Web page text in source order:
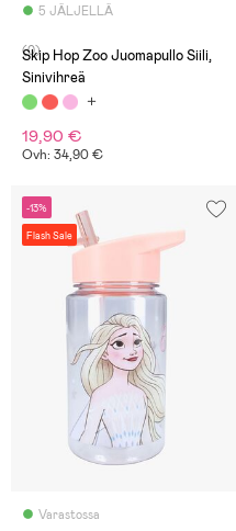
5 JÄLJELLÄ
(0)
Skip Hop Zoo Juomapullo Siili,
Sinivihreä
19,90 €
Ovh: 34,90 €
-13%
Flash Sale
Varastossa